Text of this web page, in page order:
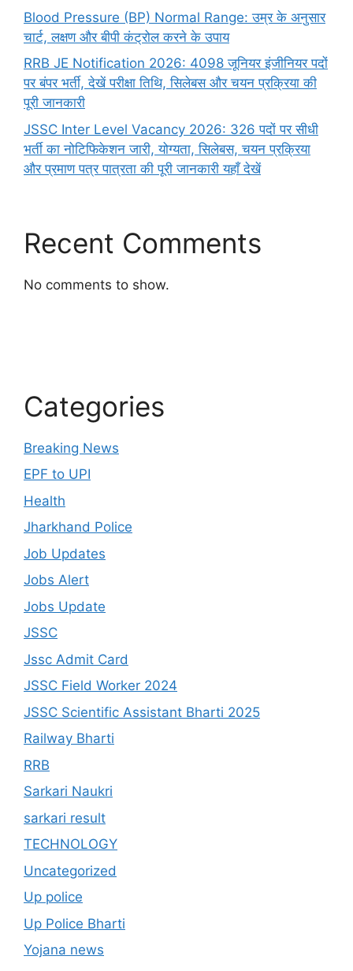
Blood Pressure (BP) Normal Range: उम्र के अनुसार
चार्ट, लक्षण और बीपी कंट्रोल करने के उपाय
RRB JE Notification 2026: 4098 जूनियर इंजीनियर पदों
पर बंपर भर्ती, देखें परीक्षा तिथि, सिलेबस और चयन प्रक्रिया की
पूरी जानकारी
JSSC Inter Level Vacancy 2026: 326 पदों पर सीधी
भर्ती का नोटिफिकेशन जारी, योग्यता, सिलेबस, चयन प्रक्रिया
और प्रमाण पत्र पात्रता की पूरी जानकारी यहाँ देखें
Recent Comments
No comments to show.
Categories
Breaking News
EPF to UPI
Health
Jharkhand Police
Job Updates
Jobs Alert
Jobs Update
JSSC
Jssc Admit Card
JSSC Field Worker 2024
JSSC Scientific Assistant Bharti 2025
Railway Bharti
RRB
Sarkari Naukri
sarkari result
TECHNOLOGY
Uncategorized
Up police
Up Police Bharti
Yojana news